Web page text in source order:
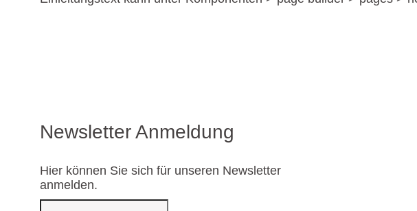
Newsletter Anmeldung
Hier können Sie sich für unseren Newsletter
anmelden.